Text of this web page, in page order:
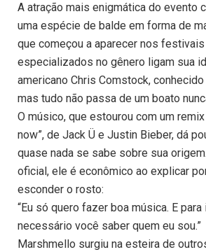
A atração mais enigmática do evento
uma espécie de balde em forma de
que começou a aparecer nos
especializados no gênero ligam sua
americano Chris Comstock,
mas tudo não passa de um boato
O músico, que estourou com um remix
now”, de Jack Ü e Justin Bieber, dá
quase nada se sabe sobre sua
oficial, ele é econômico ao explicar
esconder o rosto:
“Eu só quero fazer boa música. E
necessário você saber quem eu sou.”
Marshmello surgiu na esteira de